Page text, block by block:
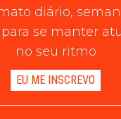
diário,
se manter
no seu ritmo
EU ME INSCREVO